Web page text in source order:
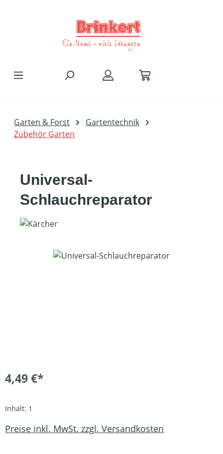
Garten & Forst
Gartentechnik
Zubehör Garten
Universal-
Schlauchreparator
Bildergalerie überspringen
4,49 €*
Inhalt: 1
Preise inkl. MwSt. zzgl. Versandkosten